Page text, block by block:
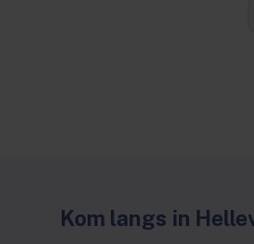
Kom langs in